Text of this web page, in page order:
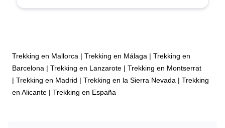
Trekking en Mallorca | Trekking en Málaga | Trekking en
Barcelona | Trekking en Lanzarote | Trekking en Montserrat
| Trekking en Madrid | Trekking en la Sierra Nevada | Trekking
en Alicante | Trekking en España